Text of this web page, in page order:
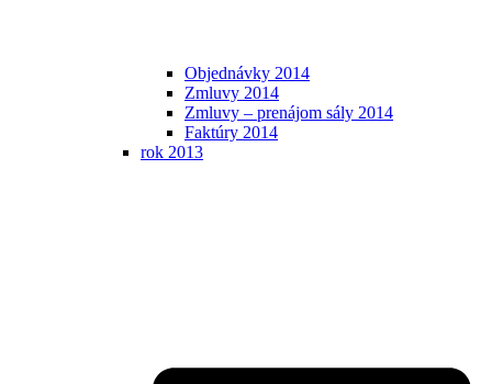
Objednávky 2014
Zmluvy 2014
Zmluvy – prenájom sály 2014
Faktúry 2014
rok 2013